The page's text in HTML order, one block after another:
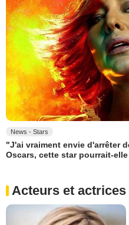
News - Stars
"J'ai vraiment envie d'arrêter
Oscars, cette star pourrait-
Acteurs et actrices